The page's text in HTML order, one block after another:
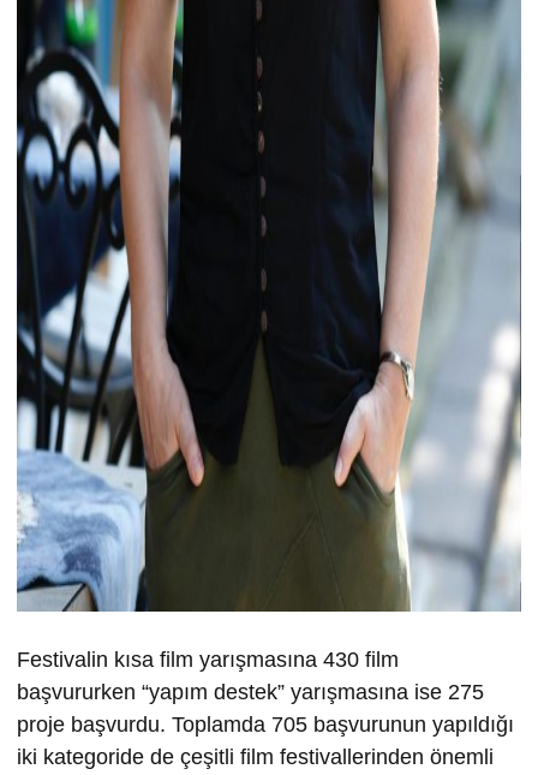
Festivalin kısa film yarışmasına 430 film
başvururken “yapım destek” yarışmasına ise 275
proje başvurdu. Toplamda 705 başvurunun yapıldığı
iki kategoride de çeşitli film festivallerinden önemli